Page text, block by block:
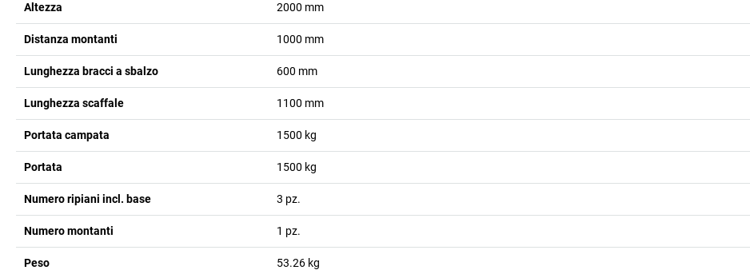
Altezza 2000 mm
Distanza montanti 1000 mm
Lunghezza bracci a sbalzo 600 mm
Lunghezza scaffale 1100 mm
Portata campata 1500 kg
Portata 1500 kg
Numero ripiani incl. base 3 pz.
Numero montanti 1 pz.
Peso 53.26 kg